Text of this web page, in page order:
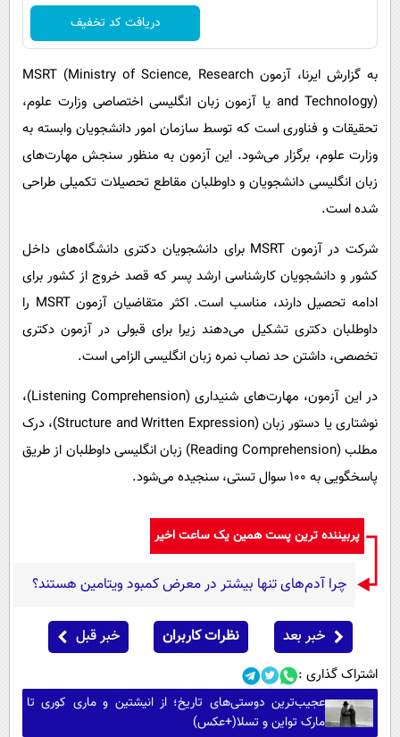
دریافت کد تخفیف
به گزارش ایرنا، آزمون MSRT (Ministry of Science, Research
and Technology) یا آزمون زبان انگلیسی اختصاصی وزارت علوم،
تحقیقات و فناوری است که توسط سازمان امور دانشجویان وابسته به
وزارت علوم، برگزار می‌شود. این آزمون به منظور سنجش مهارت‌های
زبان انگلیسی دانشجویان و داوطلبان مقاطع تحصیلات تکمیلی طراحی
شده است.
شرکت در آزمون MSRT برای دانشجویان دکتری دانشگاه‌های داخل
کشور و دانشجویان کارشناسی ارشد پسر که قصد خروج از کشور برای
ادامه تحصیل دارند، مناسب است. اکثر متقاضیان آزمون MSRT را
داوطلبان دکتری تشکیل می‌دهند زیرا برای قبولی در آزمون دکتری
تخصصی، داشتن حد نصاب نمره زبان انگلیسی الزامی است.
در این آزمون، مهارت‌های شنیداری (Listening Comprehension)،
نوشتاری یا دستور زبان (Structure and Written Expression)، درک
مطلب (Reading Comprehension) زبان انگلیسی داوطلبان از طریق
پاسخگویی به ۱۰۰ سوال تستی، سنجیده می‌شود.
پربیننده ترین پست همین یک ساعت اخیر
چرا آدم‌های تنها بیشتر در معرض کمبود ویتامین هستند؟
خبر بعد نظرات کاربران خبر قبل
اشتراک گذاری :
عجیب‌ترین دوستی‌های تاریخ؛ از انیشتین و ماری کوری تا
مارک تواین و تسلا(+عکس)